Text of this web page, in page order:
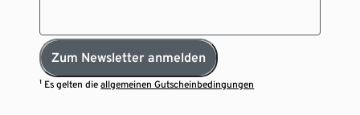
Zum Newsletter anmelden
¹ Es gelten dieallgemeinen Gutscheinbedingungen